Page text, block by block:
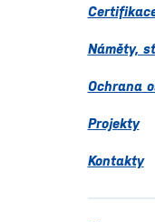
Náměty,
Ochrana
Projekty
Kontakty